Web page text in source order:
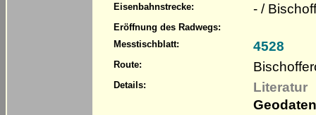
Eisenbahnstrecke: - /
Eröffnung des Radwegs:
Messtischblatt:
4528
Route:
Details:
Literatur